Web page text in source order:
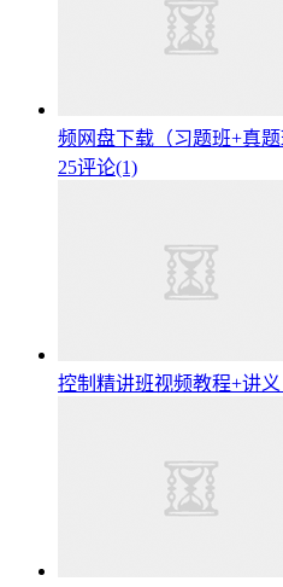
频网盘下载（习题班+真题
25评论(1)
控制精讲班视频教程+讲义